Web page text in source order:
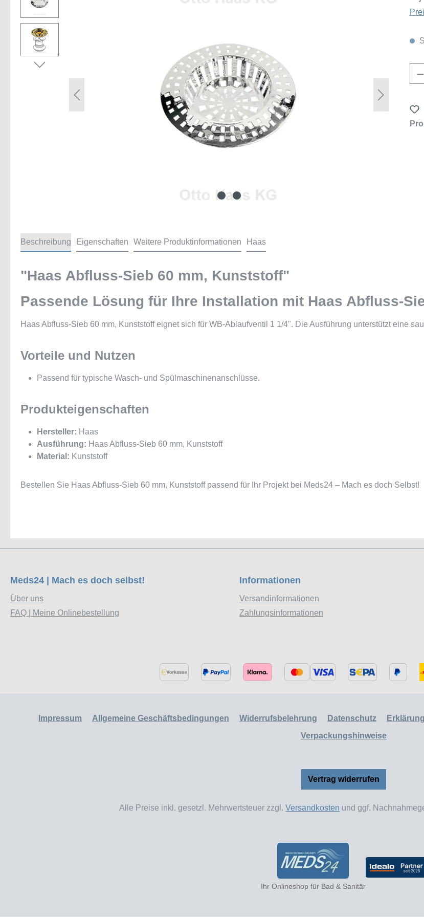
Beschreibung Eigenschaften Weitere Produktinformationen Haas
"Haas Abfluss-Sieb 60 mm, Kunststoff"
Passende Lösung für Ihre Installation mit Haas Abfluss-
Haas Abfluss-Sieb 60 mm, Kunststoff eignet sich für WB-Ablaufventil 1 1/4". Die Ausführung unterstützt eine
Vorteile und Nutzen
Passend für typische Wasch- und Spülmaschinenanschlüsse.
Produkteigenschaften
Hersteller: Haas
Ausführung: Haas Abfluss-Sieb 60 mm, Kunststoff
Material: Kunststoff
Bestellen Sie Haas Abfluss-Sieb 60 mm, Kunststoff passend für Ihr Projekt bei Meds24 – Mach es doch Selbst!
Meds24 | Mach es doch selbst!
Über uns
FAQ | Meine Onlinebestellung
Informationen
Versandinformationen
Zahlungsinformationen
Impressum Allgemeine Geschäftsbedingungen Widerrufsbelehrung Datenschutz
Verpackungshinweise
Vertrag widerrufen
Alle Preise inkl. gesetzl. Mehrwertsteuer zzgl. Versandkosten und ggf.
Ihr Onlineshop für Bad & Sanitär